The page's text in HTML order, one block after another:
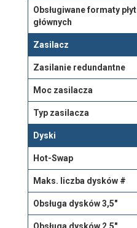
Obsługiwane formaty płyt
głównych
Zasilacz
Zasilanie redundantne
Moc zasilacza
Typ zasilacza
Dyski
Hot-Swap
Maks. liczba dysków #
Obsługa dysków 3,5"